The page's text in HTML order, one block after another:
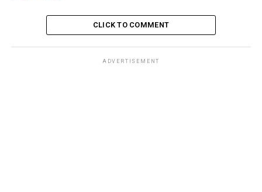
CLICK TO COMMENT
ADVERTISEMENT